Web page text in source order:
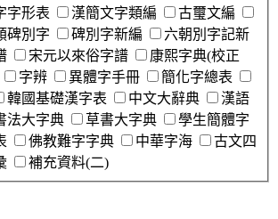
字形表 漢簡文字類編
古璽文編
碑別字 碑別字新編
六朝別字記新
宋元以來俗字譜
康熙字典(校正
字辨 異體字手冊
簡化字總表
韓國基礎漢字表 中文大辭典
漢語
法大字典 草書大字典
學生簡體字
佛教難字字典 中華字海
古文四
補充資料(二)